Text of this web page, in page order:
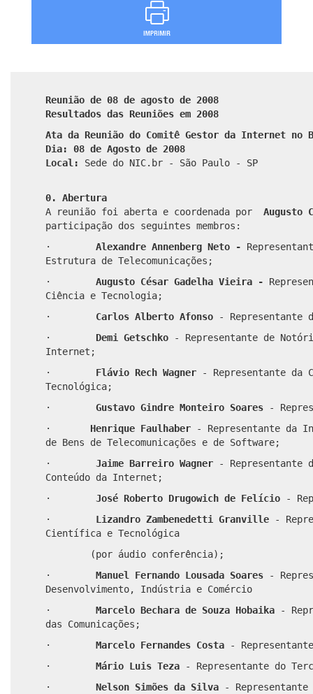
Reunião de 08 de agosto de 2008
Resultados das Reuniões em 2008
Ata da Reunião do Comitê Gestor da Internet no
Dia: 08 de Agosto de 2008
Local:
Sede do NIC.br - São Paulo - SP
0. Abertura
A reunião foi aberta e coordenada por Augusto
participação dos seguintes membros:
·
Alexandre Annenberg Neto -
Estrutura de Telecomunicações;
·
Augusto César Gadelha Vieira -
Ciência e Tecnologia;
·
Carlos Alberto Afonso
- Representante
·
Demi Getschko
- Representante de
Internet;
·
Flávio Rech Wagner
- Representante da
Tecnológica;
·
Gustavo Gindre Monteiro Soares
-
·
Henrique Faulhaber
- Representante da
de Bens de Telecomunicações e de Software;
·
Jaime Barreiro Wagner
- Representante
Conteúdo da Internet;
·
José Roberto Drugowich de Felício
-
·
Lizandro Zambenedetti Granville
-
Científica e Tecnológica
(por áudio conferência);
·
Manuel Fernando Lousada Soares
-
Desenvolvimento, Indústria e Comércio
·
Marcelo Bechara de Souza Hobaika
-
das Comunicações;
·
Marcelo Fernandes Costa
-
·
Mário Luis Teza
- Representante do
·
Nelson Simões da Silva -